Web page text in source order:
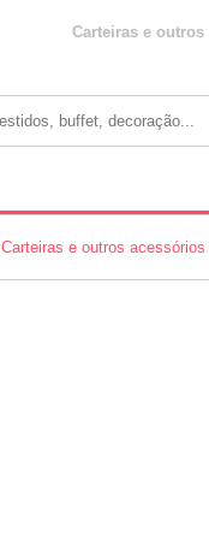
Carteiras e
Carteiras e outros acessórios